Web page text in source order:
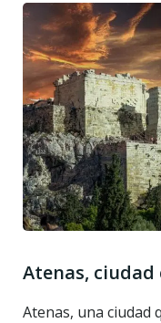
Atenas,
Atenas, una ciudad